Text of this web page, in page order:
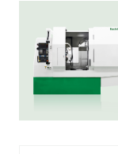
35000 kg
所要床面積(
5700 × 5275